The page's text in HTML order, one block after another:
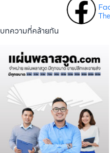
บทความที่คล้ายกัน